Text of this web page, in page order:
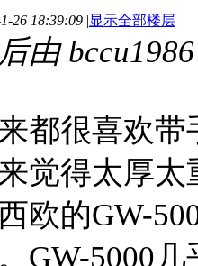
26 18:39:09 |显示全部楼层
由
都很喜欢
觉得太厚
欧的GW-
GW-5000